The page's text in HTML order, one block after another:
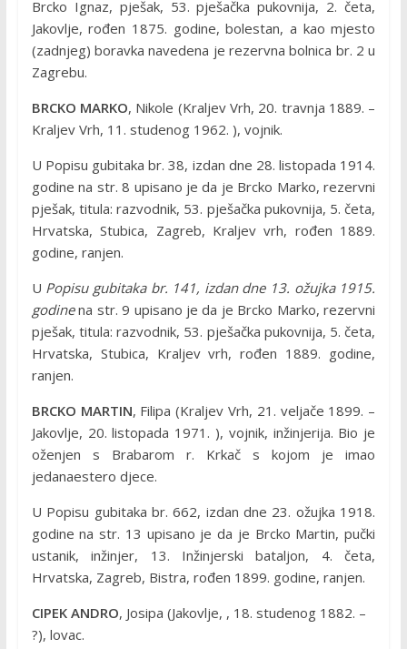
Brcko Ignaz, pješak, 53. pješačka pukovnija, 2. četa,
Jakovlje, rođen 1875. godine, bolestan, a kao mjesto
(zadnjeg) boravka navedena je rezervna bolnica br. 2 u
Zagrebu.
BRCKO MARKO, Nikole (Kraljev Vrh, 20. travnja 1889. –
Kraljev Vrh, 11. studenog 1962. ), vojnik.
U Popisu gubitaka br. 38, izdan dne 28. listopada 1914.
godine na str. 8 upisano je da je Brcko Marko, rezervni
pješak, titula: razvodnik, 53. pješačka pukovnija, 5. četa,
Hrvatska, Stubica, Zagreb, Kraljev vrh, rođen 1889.
godine, ranjen.
U Popisu gubitaka br. 141, izdan dne 13. ožujka 1915.
godinena str. 9 upisano je da je Brcko Marko, rezervni
pješak, titula: razvodnik, 53. pješačka pukovnija, 5. četa,
Hrvatska, Stubica, Kraljev vrh, rođen 1889. godine,
ranjen.
BRCKO MARTIN, Filipa (Kraljev Vrh, 21. veljače 1899. –
Jakovlje, 20. listopada 1971. ), vojnik, inžinjerija. Bio je
oženjen s Brabarom r. Krkač s kojom je imao
jedanaestero djece.
U Popisu gubitaka br. 662, izdan dne 23. ožujka 1918.
godine na str. 13 upisano je da je Brcko Martin, pučki
ustanik, inžinjer, 13. Inžinjerski bataljon, 4. četa,
Hrvatska, Zagreb, Bistra, rođen 1899. godine, ranjen.
CIPEK ANDRO, Josipa (Jakovlje, , 18. studenog 1882. –
?), lovac.